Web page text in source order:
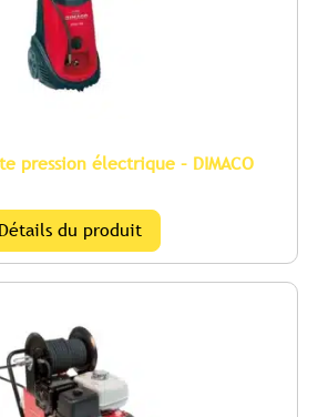
pression électrique – DIMACO
Détails du produit